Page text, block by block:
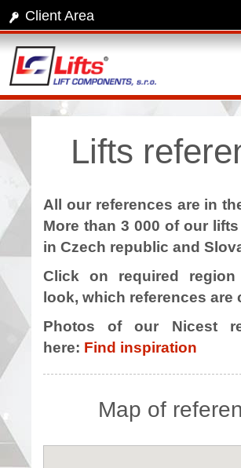
Client Area
Lifts
All our references are in
More than 3 000 of our
in Czech republic and
Click on required
look, which references are
Photos of our Nicest
here: Find inspiration
Map of